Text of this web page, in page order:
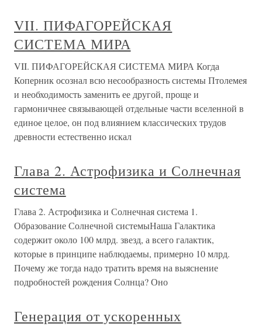
VII. ПИФАГОРЕЙСКАЯ
СИСТЕМА МИРА
VII. ПИФАГОРЕЙСКАЯ СИСТЕМА МИРА Когда
Коперник осознал всю несообразность системы Птолемея
и необходимость заменить ее другой, проще и
гармоничнее связывающей отдельные части вселенной в
единое целое, он под влиянием классических трудов
древности естественно искал
Глава 2. Астрофизика и Солнечная
система
Глава 2. Астрофизика и Солнечная система 1.
Образование Солнечной системыНаша Галактика
содержит около 100 млрд. звезд, а всего галактик,
которые в принципе наблюдаемы, примерно 10 млрд.
Почему же тогда надо тратить время на выяснение
подробностей рождения Солнца? Оно
Генерация от ускоренных